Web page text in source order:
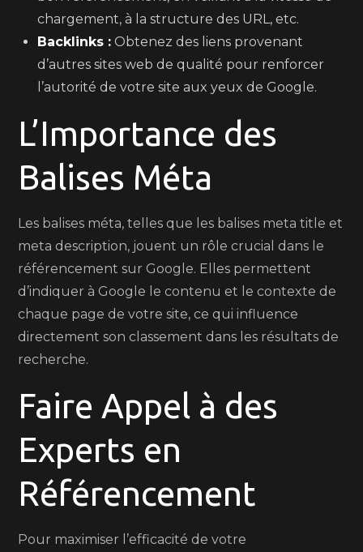
chargement, à la structure des URL, etc.
Backlinks : Obtenez des liens provenant
d’autres sites web de qualité pour renforcer
l’autorité de votre site aux yeux de Google.
L’Importance des
Balises Méta
Les balises méta, telles que les balises meta title et
meta description, jouent un rôle crucial dans le
référencement sur Google. Elles permettent
d’indiquer à Google le contenu et le contexte de
chaque page de votre site, ce qui influence
directement son classement dans les résultats de
recherche.
Faire Appel à des
Experts en
Référencement
Pour maximiser l’efficacité de votre